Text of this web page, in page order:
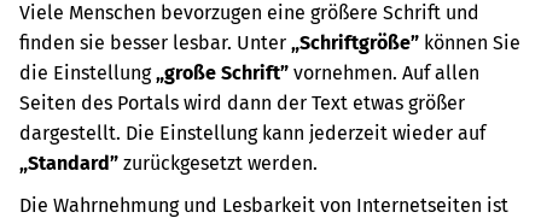
Viele Menschen bevorzugen eine größere Schrift und
finden sie besser lesbar. Unter „Schriftgröße” können Sie
die Einstellung„große Schrift” vornehmen. Auf allen
Seiten des Portals wird dann der Text etwas größer
dargestellt. Die Einstellung kann jederzeit wieder auf
„Standard” zurückgesetzt werden.
Die Wahrnehmung und Lesbarkeit von Internetseiten ist